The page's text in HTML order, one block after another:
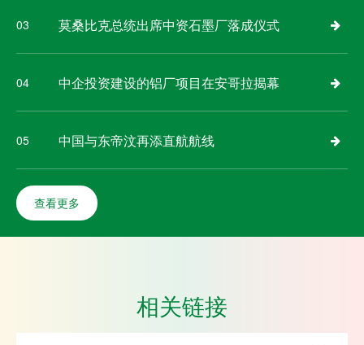
03 莫桑比克总统出席中资石墨厂落成仪式
04 中企投资建设的铝厂项目在安哥拉揭幕
05 中国与东帝汶再添直航航线
查看更多
相关链接